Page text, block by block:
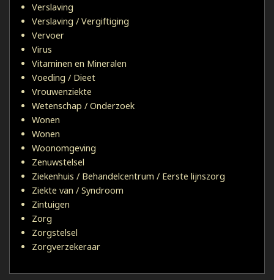
Verslaving
Verslaving / Vergiftiging
Vervoer
Virus
Vitaminen en Mineralen
Voeding / Dieet
Vrouwenziekte
Wetenschap / Onderzoek
Wonen
Wonen
Woonomgeving
Zenuwstelsel
Ziekenhuis / Behandelcentrum / Eerste lijnszorg
Ziekte van / Syndroom
Zintuigen
Zorg
Zorgstelsel
Zorgverzekeraar